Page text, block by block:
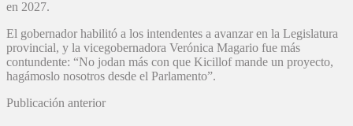
en 2027.
El gobernador habilitó a los intendentes a avanzar en la Legislatura
provincial, y la vicegobernadora Verónica Magario fue más
contundente: “No jodan más con que Kicillof mande un proyecto,
hagámoslo nosotros desde el Parlamento”.
Publicación anterior